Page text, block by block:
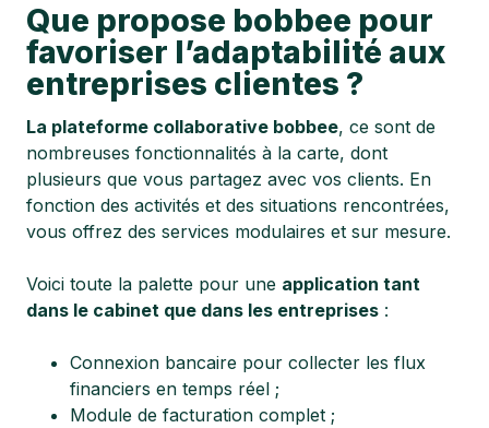
Que propose bobbee pour
favoriser l’adaptabilité aux
entreprises clientes ?
La plateforme collaborative bobbee, ce sont de
nombreuses fonctionnalités à la carte, dont
plusieurs que vous partagez avec vos clients. En
fonction des activités et des situations rencontrées,
vous offrez des services modulaires et sur mesure.
Voici toute la palette pour une application tant
dans le cabinet que dans les entreprises :
Connexion bancaire pour collecter les flux
financiers en temps réel ;
Module de facturation complet ;